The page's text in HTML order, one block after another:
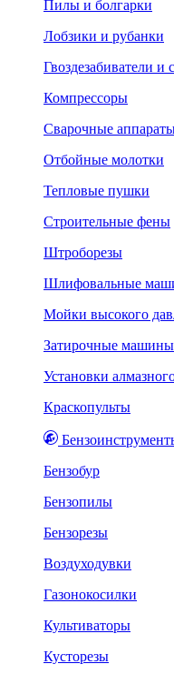
Пилы и болгарки
Лобзики и рубанки
Гвоздезабиватели и
Компрессоры
Сварочные
Отбойные молотки
Тепловые пушки
Строительные фены
Штроборезы
Шлифовальные
Мойки высокого
Затирочные машины
Установки
Краскопульты
Бензобур
Бензопилы
Бензорезы
Воздуходувки
Газонокосилки
Культиваторы
Кусторезы